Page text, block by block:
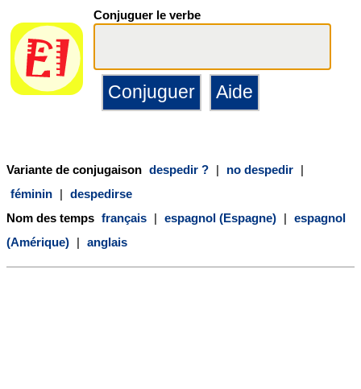
Conjuguer le verbe
Variante de conjugaison despedir ? | no despedir |
féminin | despedirse
Nom des temps français | espagnol (Espagne) | espagnol
(Amérique) | anglais